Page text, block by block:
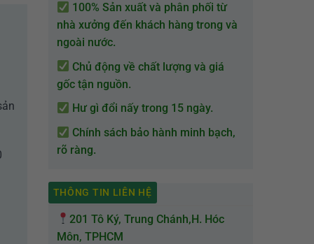
100% Sản xuất và phân phối từ
nhà xưởng đến khách hàng trong và
ngoài nước.
Chủ động về chất lượng và giá
gốc tận nguồn.
Hư gì đổi nấy trong 15 ngày.
Chính sách bảo hành minh bạch,
rõ ràng.
THÔNG TIN LIÊN HỆ
201 Tô Ký, Trung Chánh,H. Hóc
Môn, TPHCM